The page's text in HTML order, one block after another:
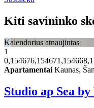
Kiti savininko
Kalendorius atnaujintas
1
Apartamentai Kaunas,
Studio ap Sea